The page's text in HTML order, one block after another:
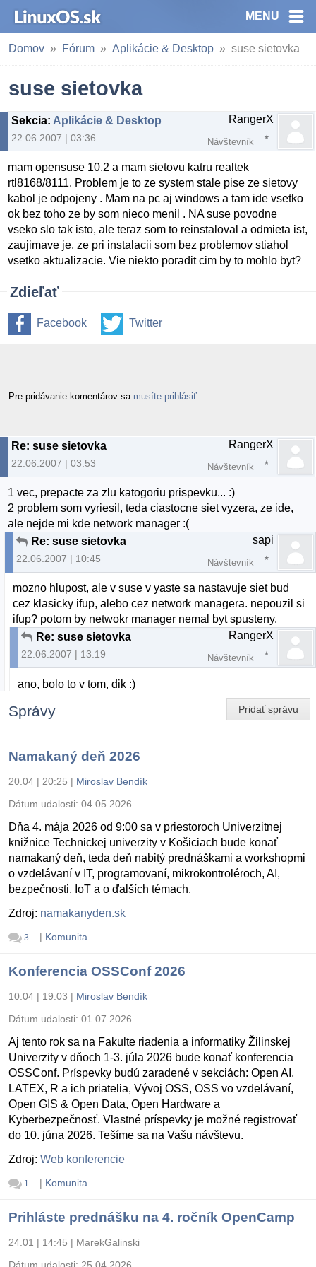
MENU
Domov Fórum Aplikácie & Desktop suse sietovka
suse sietovka
Sekcia: Aplikácie & Desktop
22.06.2007 | 03:36
RangerX
Návštevník
mam opensuse 10.2 a mam sietovu katru realtek
rtl8168/8111. Problem je to ze system stale pise ze sietovy
kabol je odpojeny . Mam na pc aj windows a tam ide vsetko
ok bez toho ze by som nieco menil . NA suse povodne
vseko slo tak isto, ale teraz som to reinstaloval a odmieta ist,
zaujimave je, ze pri instalacii som bez problemov stiahol
vsetko aktualizacie. Vie niekto poradit cim by to mohlo byt?
Zdieľať
Facebook Twitter
Pre pridávanie komentárov sa musíte prihlásiť
Re: suse sietovka
22.06.2007 | 03:53
RangerX
Návštevník
1 vec, prepacte za zlu katogoriu prispevku... :)
2 problem som vyriesil, teda ciastocne siet vyzera, ze ide,
ale nejde mi kde network manager :(
Re: suse sietovka
22.06.2007 | 10:45
sapi
Návštevník
mozno hlupost, ale v suse v yaste sa nastavuje siet bud
cez klasicky ifup, alebo cez network managera. nepouzil si
ifup? potom by netwokr manager nemal byt spusteny.
Re: suse sietovka
22.06.2007 | 13:19
RangerX
Návštevník
ano, bolo to v tom, dik :)
Pridať správu
Správy
Namakaný deň 2026
20.04 | 20:25 | Miroslav Bendík
Dátum udalosti: 04.05.2026
Dňa 4. mája 2026 od 9:00 sa v priestoroch Univerzitnej
knižnice Technickej univerzity v Košiciach bude konať
namakaný deň, teda deň nabitý prednáškami a workshopmi
o vzdelávaní v IT, programovaní, mikrokontroléroch, AI,
bezpečnosti, IoT a o ďalších témach.
Zdroj: namakanyden.sk
3 | Komunita
Konferencia OSSConf 2026
10.04 | 19:03 | Miroslav Bendík
Dátum udalosti: 01.07.2026
Aj tento rok sa na Fakulte riadenia a informatiky Žilinskej
Univerzity v dňoch 1-3. júla 2026 bude konať konferencia
OSSConf. Príspevky budú zaradené v sekciách: Open AI,
LATEX, R a ich priatelia, Vývoj OSS, OSS vo vzdelávaní,
Open GIS & Open Data, Open Hardware a
Kyberbezpečnosť. Vlastné príspevky je možné registrovať
do 10. júna 2026. Tešíme sa na Vašu návštevu.
Zdroj: Web konferencie
1 | Komunita
Prihláste prednášku na 4. ročník OpenCamp
24.01 | 14:45 | MarekGalinski